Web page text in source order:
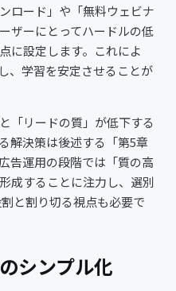
ロード」や「無料ウェビナ
ザーにとってハードルの低
に設定します。これによ
、学習を安定させることが
「リードの質」が低下する
解決策は後述する「第5章
告運用の段階では「質の高
成することに注力し、選別
と割り切る視点も必要で
シンプル化